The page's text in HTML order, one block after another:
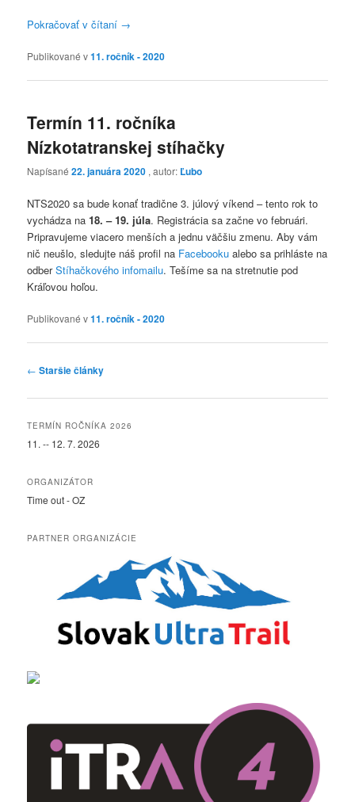
Pokračovať v čítaní →
Publikované v11. ročník - 2020
Termín 11. ročníka
Nízkotatranskej stíhačky
Napísané22. januára 2020 , autor: Ľubo
NTS2020 sa bude konať tradične 3. júlový víkend – tento rok to
vychádza na18. – 19. júla. Registrácia sa začne vo februári.
Pripravujeme viacero menších a jednu väčšiu zmenu. Aby vám
nič neušlo, sledujte náš profil na Facebooku alebo sa prihláste na
odberStíhačkového infomailu. Tešíme sa na stretnutie pod
Kráľovou hoľou.
Publikované v11. ročník - 2020
Navigácia článkami
← Staršie články
TERMÍN ROČNÍKA 2026
11. -- 12. 7. 2026
ORGANIZÁTOR
Time out - OZ
PARTNER ORGANIZÁCIE